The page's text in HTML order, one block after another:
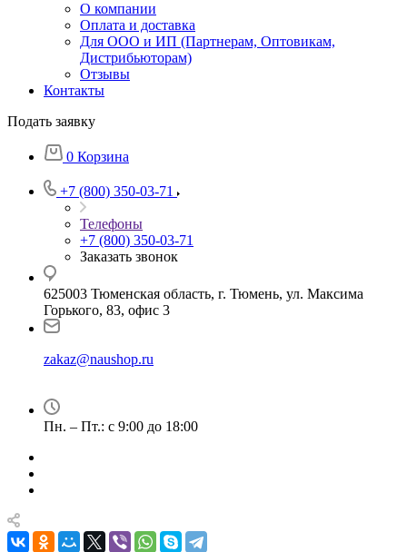
О компании
Оплата и доставка
Для ООО и ИП (Партнерам, Оптовикам,
Дистрибьюторам)
Отзывы
Контакты
Подать заявку
0 Корзина
+7 (800) 350-03-71
Телефоны
+7 (800) 350-03-71
Заказать звонок
625003 Тюменская область, г. Тюмень, ул. Максима
Горького, 83, офис 3
zakaz@naushop.ru
Пн. – Пт.: с 9:00 до 18:00